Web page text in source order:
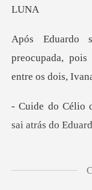
Loja
Histórico
U
preocupada,
escritório sem